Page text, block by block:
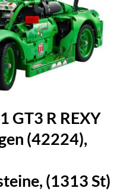
GT3 R REXY
(42224),
(1313 St)